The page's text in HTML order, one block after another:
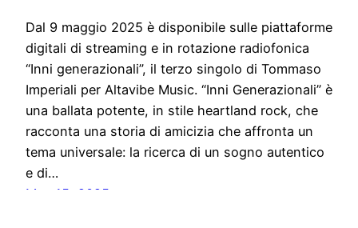
Dal 9 maggio 2025 è disponibile sulle piattaforme
digitali di streaming e in rotazione radiofonica
“Inni generazionali”, il terzo singolo di Tommaso
Imperiali per Altavibe Music. “Inni Generazionali” è
una ballata potente, in stile heartland rock, che
racconta una storia di amicizia che affronta un
tema universale: la ricerca di un sogno autentico
e di…
May 15, 2025